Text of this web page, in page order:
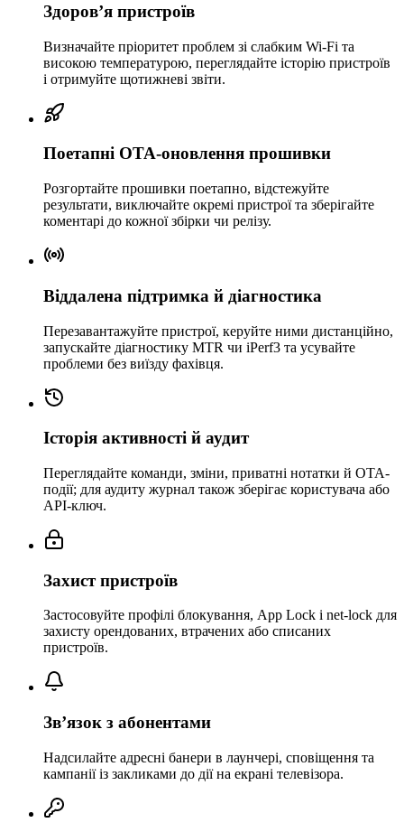
Здоров’я пристроїв
Визначайте пріоритет проблем зі слабким Wi-Fi та
високою температурою, переглядайте історію пристроїв
і отримуйте щотижневі звіти.
Поетапні OTA-оновлення прошивки
Розгортайте прошивки поетапно, відстежуйте
результати, виключайте окремі пристрої та зберігайте
коментарі до кожної збірки чи релізу.
Віддалена підтримка й діагностика
Перезавантажуйте пристрої, керуйте ними дистанційно,
запускайте діагностику MTR чи iPerf3 та усувайте
проблеми без виїзду фахівця.
Історія активності й аудит
Переглядайте команди, зміни, приватні нотатки й OTA-
події; для аудиту журнал також зберігає користувача або
API-ключ.
Захист пристроїв
Застосовуйте профілі блокування, App Lock і net-lock для
захисту орендованих, втрачених або списаних
пристроїв.
Зв’язок з абонентами
Надсилайте адресні банери в лаунчері, сповіщення та
кампанії із закликами до дії на екрані телевізора.